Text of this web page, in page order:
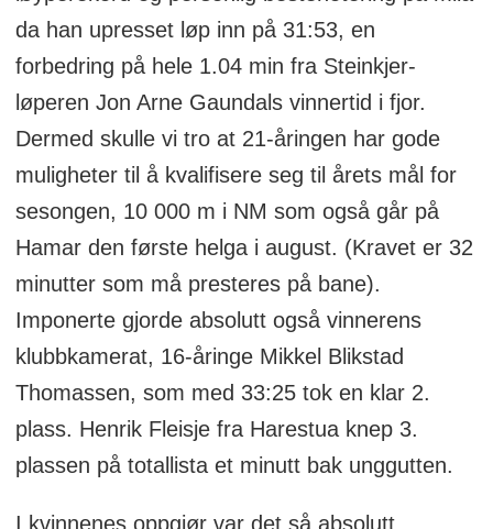
da han upresset løp inn på 31:53, en
forbedring på hele 1.04 min fra Steinkjer-
løperen Jon Arne Gaundals vinnertid i fjor.
Dermed skulle vi tro at 21-åringen har gode
muligheter til å kvalifisere seg til årets mål for
sesongen, 10 000 m i NM som også går på
Hamar den første helga i august. (Kravet er 32
minutter som må presteres på bane).
Imponerte gjorde absolutt også vinnerens
klubbkamerat, 16-åringe Mikkel Blikstad
Thomassen, som med 33:25 tok en klar 2.
plass. Henrik Fleisje fra Harestua knep 3.
plassen på totallista et minutt bak unggutten.
I kvinnenes oppgjør var det så absolutt